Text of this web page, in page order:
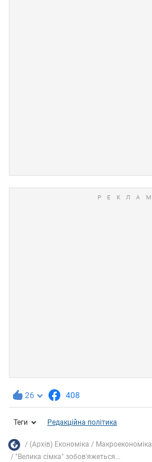
26 408
Теги Редакційна політика
(Архів) Економіка
Mакроекономіка
"Велика сімка" зобов'яжеться...